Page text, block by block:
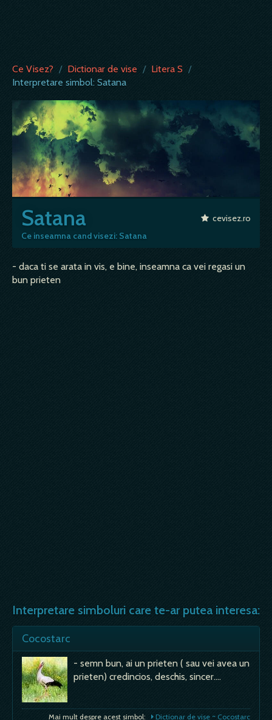
Ce Visez? / Dictionar de vise / Litera S /
Interpretare simbol: Satana
Satana
Ce inseamna cand visezi: Satana
cevisez.ro
- daca ti se arata in vis, e bine, inseamna ca vei regasi un
bun prieten
Interpretare simboluri care te-ar putea interesa:
Cocostarc
- semn bun, ai un prieten ( sau vei avea un
prieten) credincios, deschis, sincer.…
Mai mult despre acest simbol: Dictionar de vise ~ Cocostarc